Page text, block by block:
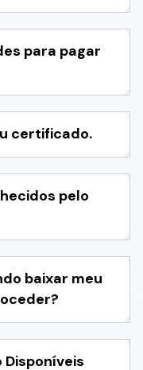
para pagar
certificado.
pelo
baixar meu
Disponíveis